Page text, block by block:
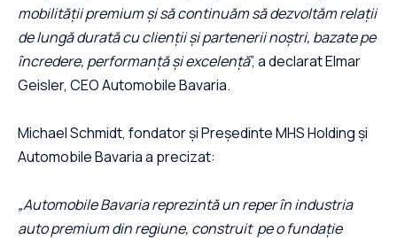
mobilității premium și să continuăm să dezvoltăm relații
de lungă durată cu clienții și partenerii noștri, bazate pe
încredere, performanță și excelență”, a declarat Elmar
Geisler, CEO Automobile Bavaria.
Michael Schmidt, fondator și Președinte MHS Holding și
Automobile Bavaria a precizat:
„Automobile Bavaria reprezintă un reper în industria
auto premium din regiune, construit pe o fundație